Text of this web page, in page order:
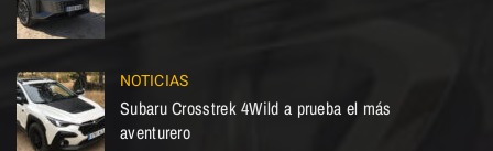
NOTICIAS
Subaru Crosstrek 4Wild a prueba el más
aventurero